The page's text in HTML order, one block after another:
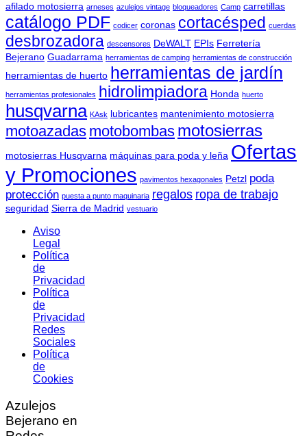
afilado motosierra arneses azulejos vintage bloqueadores Camp carretillas
catálogo PDF codicer coronas cortacésped cuerdas
desbrozadora descensores DeWALT EPIs Ferretería
Bejerano Guadarrama herramientas de camping herramientas de construcción
herramientas de huerto herramientas de jardín
herramientas profesionales hidrolimpiadora Honda huerto
husqvarna KAsk lubricantes mantenimiento motosierra
motoazadas motobombas motosierras
motosierras Husqvarna máquinas para poda y leña Ofertas
y Promociones pavimentos hexagonales Petzl poda
protección puesta a punto maquinaria regalos ropa de trabajo
seguridad Sierra de Madrid vestuario
Aviso
Legal
Política
de
Privacidad
Política
de
Privacidad
Redes
Sociales
Política
de
Cookies
Azulejos
Bejerano en